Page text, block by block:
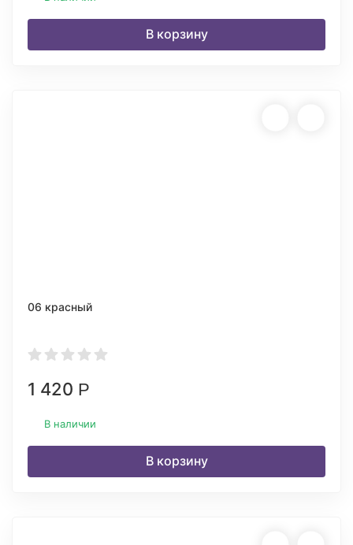
В корзину
06 красный
1 420 Р
В наличии
В корзину